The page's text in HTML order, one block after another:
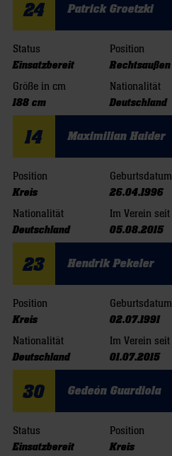
24 Patrick Groetzki
Status
Einsatzbereit
Position
Rechtsaußen
Größe in cm
188 cm
Nationalität
Deutschland
14 Maximilian Haider
Position
Kreis
Geburtsdatum
26.04.1996
Nationalität
Deutschland
Im Verein seit
05.08.2015
23 Hendrik Pekeler
Position
Kreis
Geburtsdatum
02.07.1991
Nationalität
Deutschland
Im Verein seit
01.07.2015
30 Gedeón Guardiola
Status
Einsatzbereit
Position
Kreis